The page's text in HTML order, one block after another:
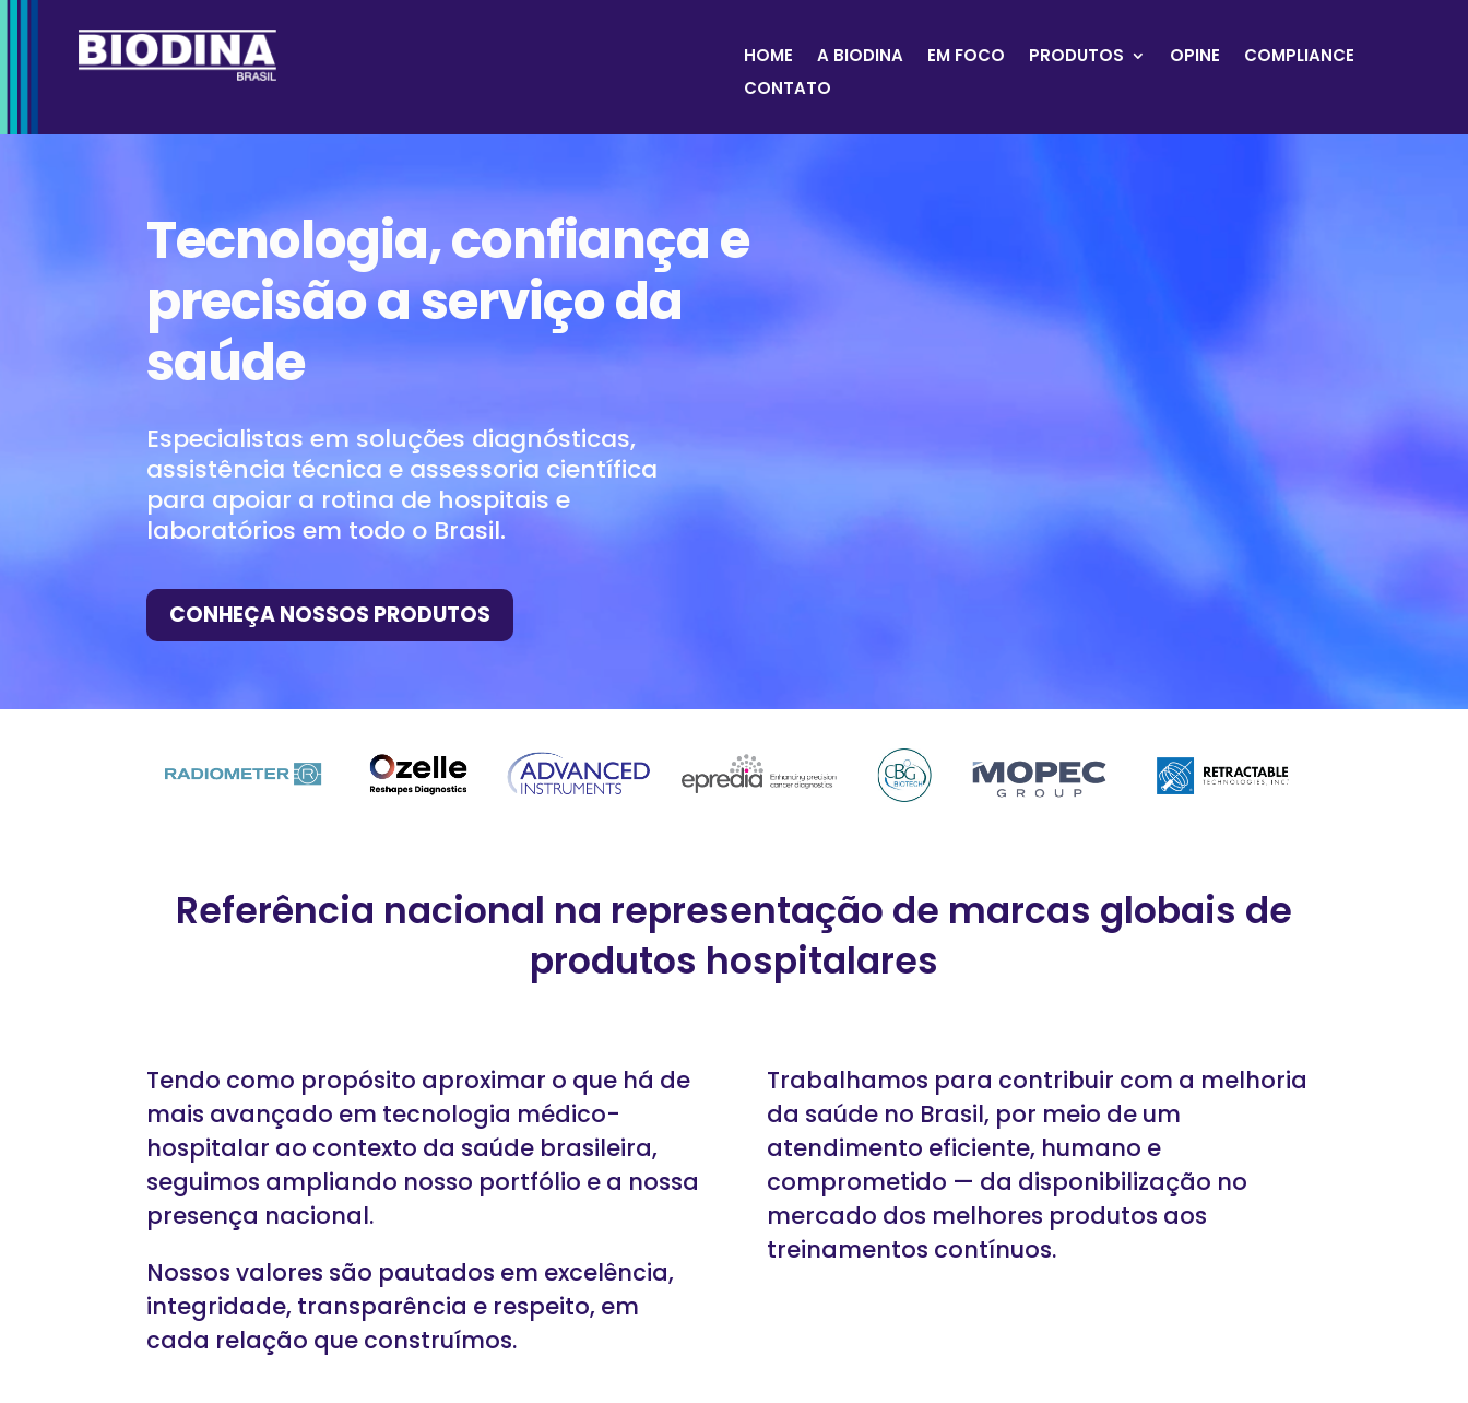
HOME A BIODINA EM FOCO PRODUTOS OPINE
COMPLIANCE
CONTATO
Tecnologia, confiança e
precisão a serviço da
saúde
Especialistas em soluções diagnósticas,
assistência técnica e assessoria científica
para apoiar a rotina de hospitais e
laboratórios em todo o Brasil.
CONHEÇA NOSSOS PRODUTOS
Referência nacional na representação de marcas globais de
produtos hospitalares
Tendo como propósito aproximar o que há de
mais avançado em tecnologia médico-
hospitalar ao contexto da saúde brasileira,
seguimos ampliando nosso portfólio e a nossa
presença nacional.
Nossos valores são pautados em excelência,
integridade, transparência e respeito, em
cada relação que construímos.
Trabalhamos para contribuir com a melhoria
da saúde no Brasil, por meio de um
atendimento eficiente, humano e
comprometido — da disponibilização no
mercado dos melhores produtos aos
treinamentos contínuos.